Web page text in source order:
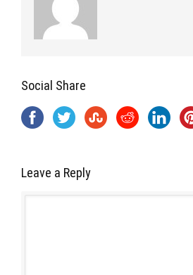
Social Share
Leave a Reply